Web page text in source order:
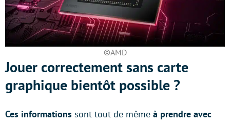
©AMD
Jouer correctement sans carte
graphique bientôt possible ?
Ces informations sont tout de même à prendre avec